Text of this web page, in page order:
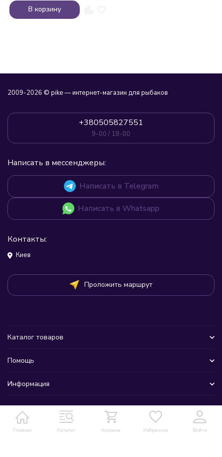
В корзину
Главная Каталог Корзина Избранное Войти
2009-2026 © pike — интернет-магазин для рыбаков
+380505827551
9-00 / 18-00
Написать в мессенджеры:
Написать в Telegram
Написать в Whatsapp
Контакты:
Киев
Проложить маршрут
Каталог товаров
Помощь
Информация